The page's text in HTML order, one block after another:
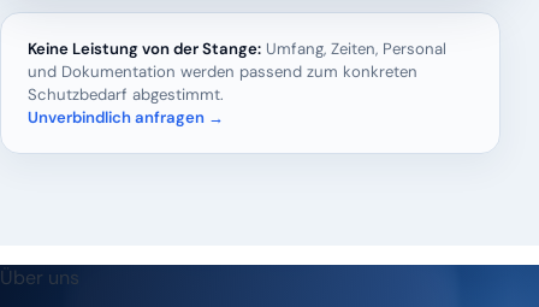
Keine Leistung von der Stange: Umfang, Zeiten, Personal
und Dokumentation werden passend zum konkreten
Schutzbedarf abgestimmt.
Unverbindlich anfragen →
Über uns